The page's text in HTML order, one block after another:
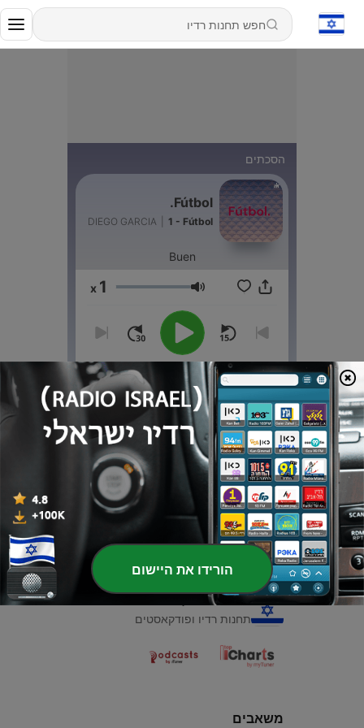
הסכתים
Fútbol.
DIEGO GARCIA 1 - Fútbol
Buen
עוצמת שמע 1
00:00
00:00
פרקים
1
-
Fútbol
רדיו ישראלי
תחנות רדיו ופודקאסטים
משאבים
הורידו את היישום